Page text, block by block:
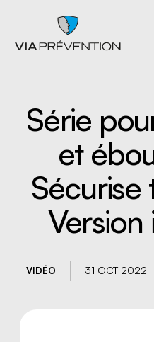
Trouver votre
Série
et
Version
VIDÉO 31 OCT 2022